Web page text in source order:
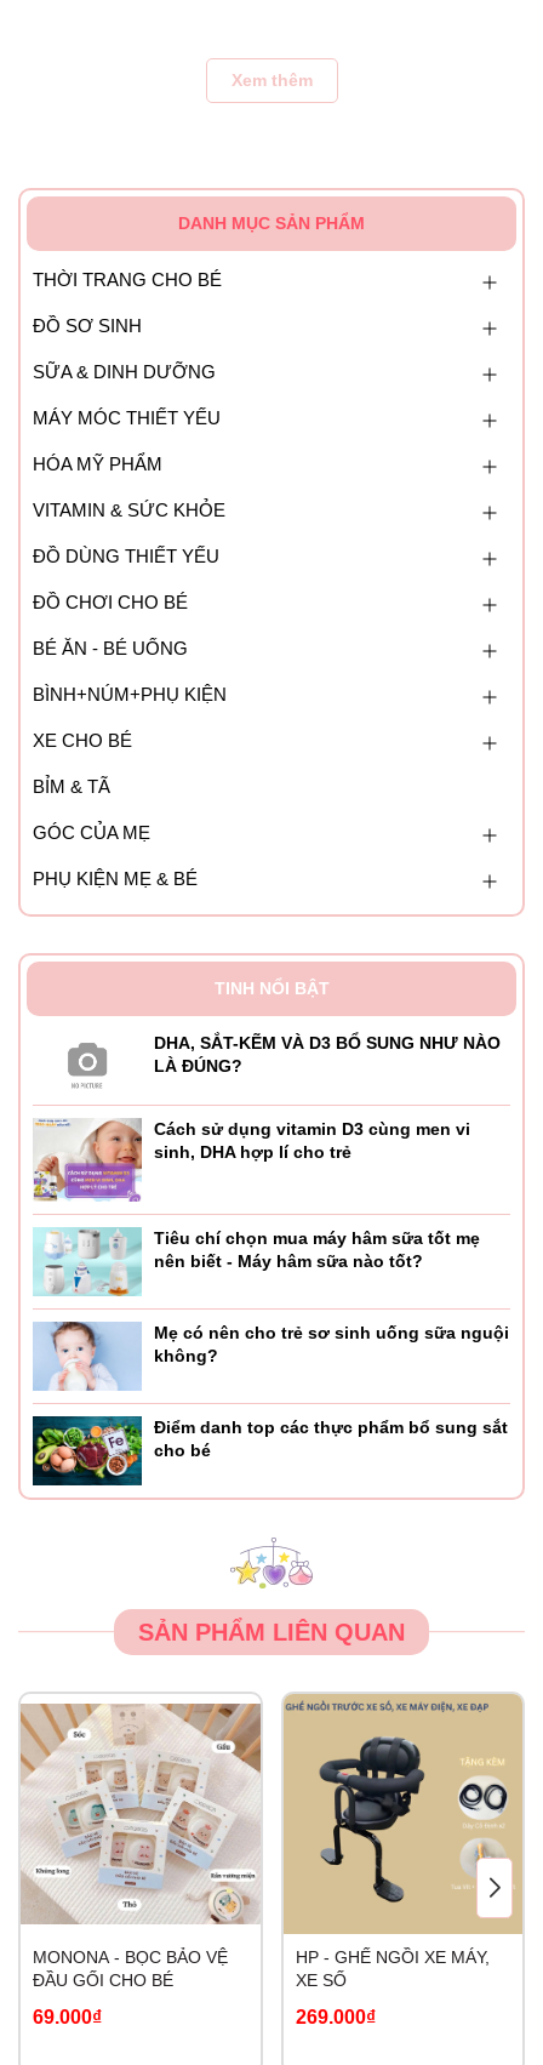
nút trong ở phía bên dưới là được.
Xem thêm
DANH MỤC SẢN PHẨM
THỜI TRANG CHO BÉ
ĐỒ SƠ SINH
SỮA & DINH DƯỠNG
MÁY MÓC THIẾT YẾU
HÓA MỸ PHẨM
VITAMIN & SỨC KHỎE
ĐỒ DÙNG THIẾT YẾU
ĐỒ CHƠI CHO BÉ
BÉ ĂN - BÉ UỐNG
BÌNH+NÚM+PHỤ KIỆN
XE CHO BÉ
BỈM & TÃ
GÓC CỦA MẸ
PHỤ KIỆN MẸ & BÉ
TINH NỔI BẬT
DHA, SẮT-KẼM VÀ D3 BỔ SUNG NHƯ NÀO
LÀ ĐÚNG?
Cách sử dụng vitamin D3 cùng men vi
sinh, DHA hợp lí cho trẻ
Tiêu chí chọn mua máy hâm sữa tốt mẹ
nên biết - Máy hâm sữa nào tốt?
Mẹ có nên cho trẻ sơ sinh uống sữa nguội
không?
Điểm danh top các thực phẩm bổ sung sắt
cho bé
SẢN PHẨM LIÊN QUAN
MONONA - BỌC BẢO VỆ
ĐẦU GỐI CHO BÉ
69.000₫
HP - GHẾ NGỒI XE MÁY,
XE SỐ
269.000₫